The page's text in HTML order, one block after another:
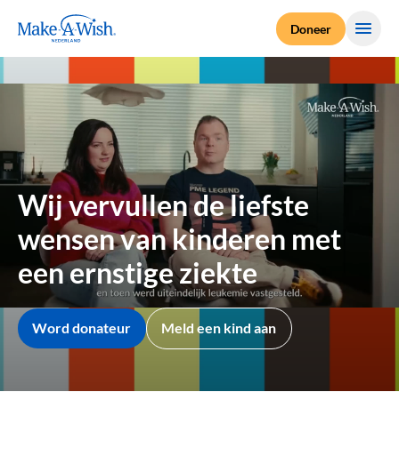
Terug naar de homepage Doneer
Wij vervullen de liefste
wensen van kinderen met
een ernstige ziekte
Word donateur Meld een kind aan